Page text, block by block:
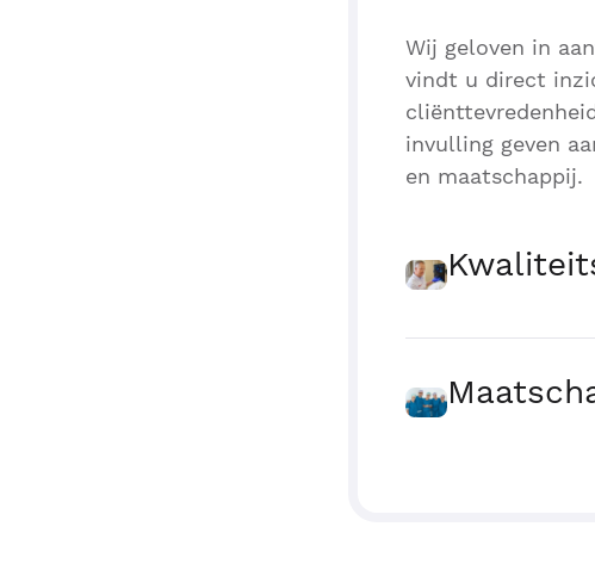
Wij geloven in
vindt u direct
invulling geven
en maatschappij.